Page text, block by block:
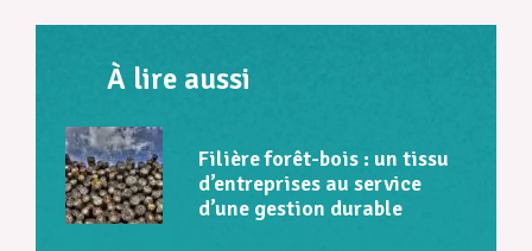
À lire aussi
Filière forêt-bois : un tissu
d’entreprises au service
d’une gestion durable